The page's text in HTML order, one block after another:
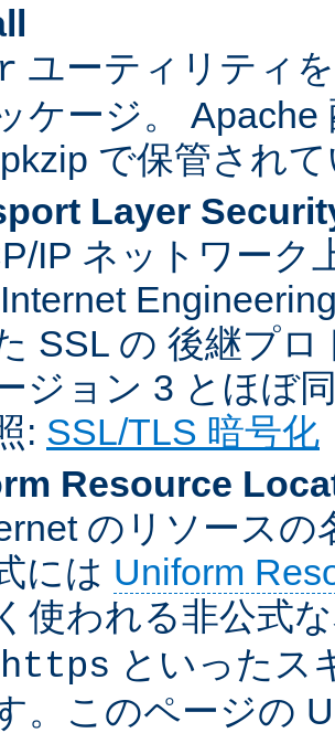
ユーティリティ
ケージ。 Apache
で保管され
Layer
IP ネットワーク
SSL の 後継プ
ジョン 3 とほぼ
: SSL/TLS 暗号化
Resource
のリソース
には Uniform
使われる非公式
https といったス
。このページの